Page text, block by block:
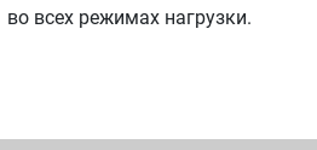
во всех режимах нагрузки.